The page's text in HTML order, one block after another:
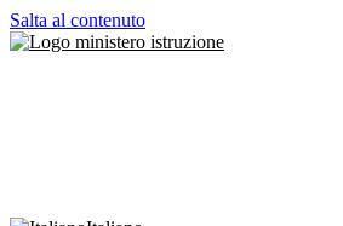
Salta al contenuto